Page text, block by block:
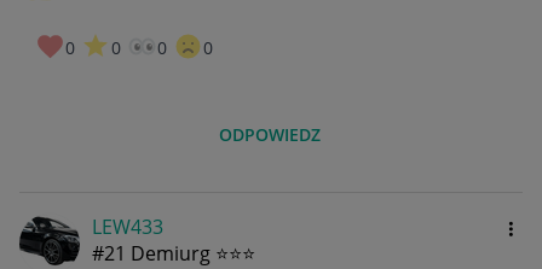
0 0 0 0
ODPOWIEDZ
LEW433
#21 Demiurg ⭐⭐⭐